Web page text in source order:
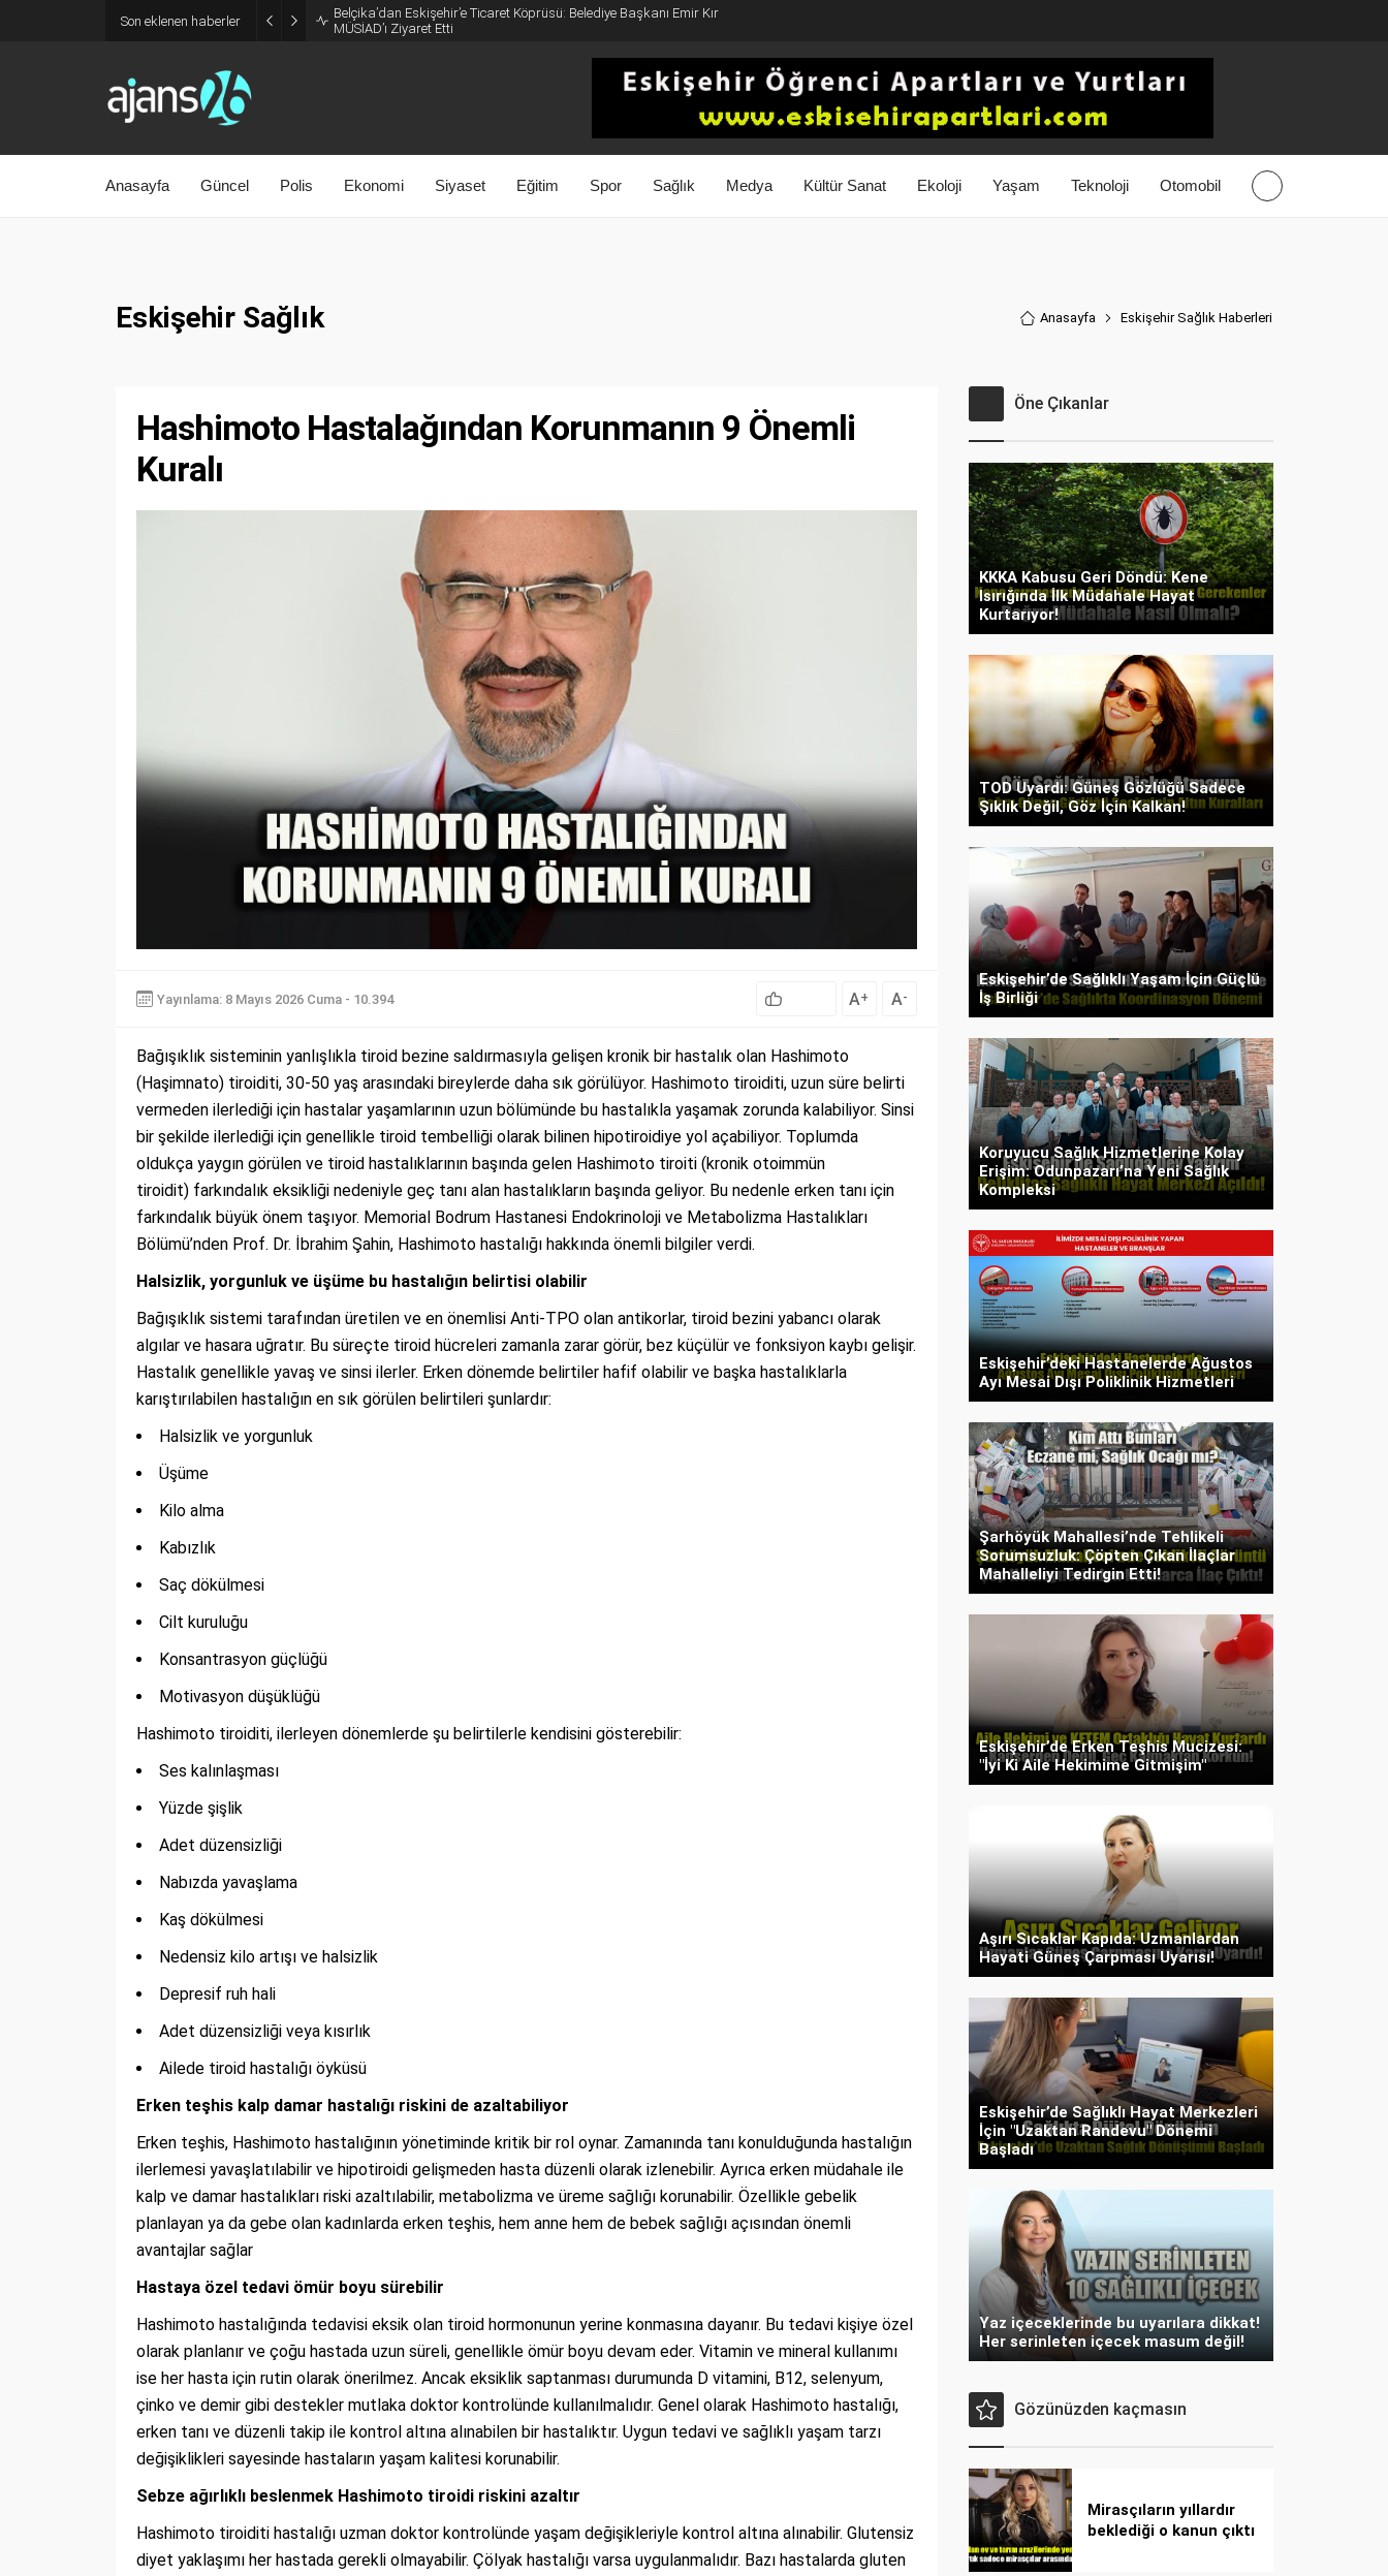
Son eklenen haberler
Belçika’dan Eskişehir’e Ticaret Köprüsü: Belediye Başkanı Emir Kır
MÜSİAD’ı Ziyaret Etti
Anasayfa Güncel Polis Ekonomi Siyaset Eğitim Spor Sağlık Medya Kültür Sanat Ekoloji Yaşam Teknoloji Otomobil
Eskişehir Sağlık Anasayfa Eskişehir Sağlık Haberleri
Hashimoto Hastalağından Korunmanın 9 Önemli
Kuralı
Yayınlama: 8 Mayıs 2026 Cuma - 10.394 A+ A-
Bağışıklık sisteminin yanlışlıkla tiroid bezine saldırmasıyla gelişen kronik bir hastalık olan Hashimoto
(Haşimnato) tiroiditi, 30-50 yaş arasındaki bireylerde daha sık görülüyor. Hashimoto tiroiditi, uzun süre belirti
vermeden ilerlediği için hastalar yaşamlarının uzun bölümünde bu hastalıkla yaşamak zorunda kalabiliyor. Sinsi
bir şekilde ilerlediği için genellikle tiroid tembelliği olarak bilinen hipotiroidiye yol açabiliyor. Toplumda
oldukça yaygın görülen ve tiroid hastalıklarının başında gelen Hashimoto tiroiti (kronik otoimmün
tiroidit) farkındalık eksikliği nedeniyle geç tanı alan hastalıkların başında geliyor. Bu nedenle erken tanı için
farkındalık büyük önem taşıyor. Memorial Bodrum Hastanesi Endokrinoloji ve Metabolizma Hastalıkları
Bölümü’nden Prof. Dr. İbrahim Şahin, Hashimoto hastalığı hakkında önemli bilgiler verdi.
Halsizlik, yorgunluk ve üşüme bu hastalığın belirtisi olabilir
Bağışıklık sistemi tarafından üretilen ve en önemlisi Anti-TPO olan antikorlar, tiroid bezini yabancı olarak
algılar ve hasara uğratır. Bu süreçte tiroid hücreleri zamanla zarar görür, bez küçülür ve fonksiyon kaybı gelişir.
Hastalık genellikle yavaş ve sinsi ilerler. Erken dönemde belirtiler hafif olabilir ve başka hastalıklarla
karıştırılabilen hastalığın en sık görülen belirtileri şunlardır:
Halsizlik ve yorgunluk
Üşüme
Kilo alma
Kabızlık
Saç dökülmesi
Cilt kuruluğu
Konsantrasyon güçlüğü
Motivasyon düşüklüğü
Hashimoto tiroiditi, ilerleyen dönemlerde şu belirtilerle kendisini gösterebilir:
Ses kalınlaşması
Yüzde şişlik
Adet düzensizliği
Nabızda yavaşlama
Kaş dökülmesi
Nedensiz kilo artışı ve halsizlik
Depresif ruh hali
Adet düzensizliği veya kısırlık
Ailede tiroid hastalığı öyküsü
Erken teşhis kalp damar hastalığı riskini de azaltabiliyor
Erken teşhis, Hashimoto hastalığının yönetiminde kritik bir rol oynar. Zamanında tanı konulduğunda hastalığın
ilerlemesi yavaşlatılabilir ve hipotiroidi gelişmeden hasta düzenli olarak izlenebilir. Ayrıca erken müdahale ile
kalp ve damar hastalıkları riski azaltılabilir, metabolizma ve üreme sağlığı korunabilir. Özellikle gebelik
planlayan ya da gebe olan kadınlarda erken teşhis, hem anne hem de bebek sağlığı açısından önemli
avantajlar sağlar
Hastaya özel tedavi ömür boyu sürebilir
Hashimoto hastalığında tedavisi eksik olan tiroid hormonunun yerine konmasına dayanır. Bu tedavi kişiye özel
olarak planlanır ve çoğu hastada uzun süreli, genellikle ömür boyu devam eder. Vitamin ve mineral kullanımı
ise her hasta için rutin olarak önerilmez. Ancak eksiklik saptanması durumunda D vitamini, B12, selenyum,
çinko ve demir gibi destekler mutlaka doktor kontrolünde kullanılmalıdır. Genel olarak Hashimoto hastalığı,
erken tanı ve düzenli takip ile kontrol altına alınabilen bir hastalıktır. Uygun tedavi ve sağlıklı yaşam tarzı
değişiklikleri sayesinde hastaların yaşam kalitesi korunabilir.
Sebze ağırlıklı beslenmek Hashimoto tiroidi riskini azaltır
Hashimoto tiroiditi hastalığı uzman doktor kontrolünde yaşam değişikleriyle kontrol altına alınabilir. Glutensiz
diyet yaklaşımı her hastada gerekli olmayabilir. Çölyak hastalığı varsa uygulanmalıdır. Bazı hastalarda gluten
Öne Çıkanlar
KKKA Kabusu Geri Döndü: Kene
Isırığında İlk Müdahale Hayat
Kurtarıyor!
TOD Uyardı: Güneş Gözlüğü Sadece
Şıklık Değil, Göz İçin Kalkan!
Eskişehir’de Sağlıklı Yaşam İçin Güçlü
İş Birliği
Koruyucu Sağlık Hizmetlerine Kolay
Erişim: Odunpazarı’na Yeni Sağlık
Kompleksi
Eskişehir’deki Hastanelerde Ağustos
Ayı Mesai Dışı Poliklinik Hizmetleri
Şarhöyük Mahallesi’nde Tehlikeli
Sorumsuzluk: Çöpten Çıkan İlaçlar
Mahalleliyi Tedirgin Etti!
Eskişehir’de Erken Teşhis Mucizesi:
"İyi Ki Aile Hekimime Gitmişim"
Aşırı Sıcaklar Kapıda: Uzmanlardan
Hayati Güneş Çarpması Uyarısı!
Eskişehir’de Sağlıklı Hayat Merkezleri
İçin "Uzaktan Randevu" Dönemi
Başladı
Yaz içeceklerinde bu uyarılara dikkat!
Her serinleten içecek masum değil!
Gözünüzden kaçmasın
Mirasçıların yıllardır
beklediği o kanun çıktı